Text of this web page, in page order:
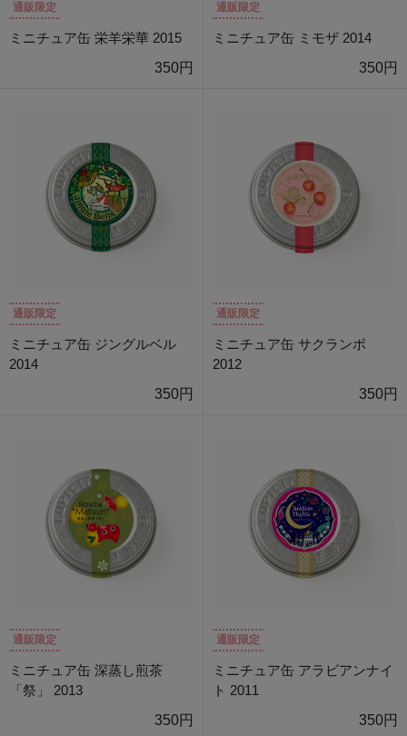
通販限定
ミニチュア缶 栄羊栄華 2015
350円
通販限定
ミニチュア缶 ミモザ 2014
350円
通販限定
ミニチュア缶 ジングルベル
2014
350円
通販限定
ミニチュア缶 サクランボ
2012
350円
通販限定
ミニチュア缶 深蒸し煎茶
「祭」 2013
350円
通販限定
ミニチュア缶 アラビアンナイ
ト 2011
350円